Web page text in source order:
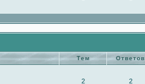
Тем Ответов
2 2